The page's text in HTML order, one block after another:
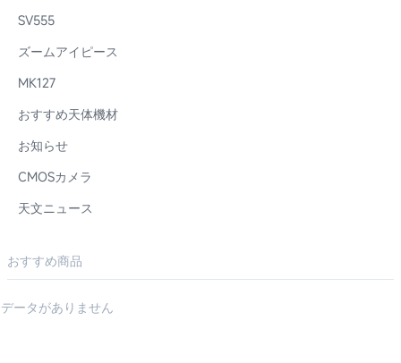
SV555
ズームアイピース
MK127
おすすめ天体機材
お知らせ
CMOSカメラ
天文ニュース
おすすめ商品
データがありません